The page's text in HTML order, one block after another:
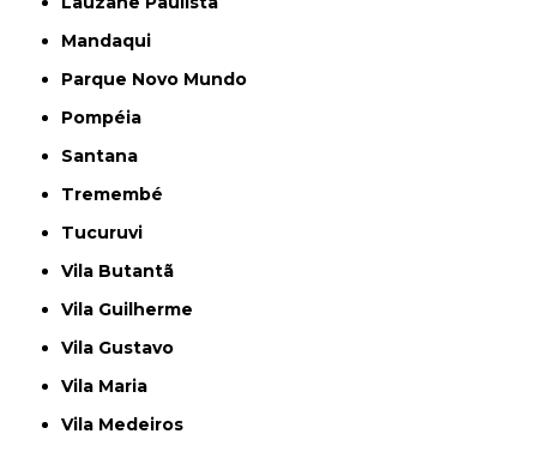
Mandaqui
Parque Novo Mundo
Pompéia
Santana
Tremembé
Tucuruvi
Vila Butantã
Vila Guilherme
Vila Gustavo
Vila Maria
Vila Medeiros